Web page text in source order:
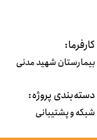
کارفرما:
بیمارستان شهید مدنی
دسته‌بندی پروژه:
شبکه و پشتیبانی